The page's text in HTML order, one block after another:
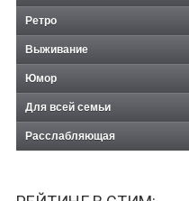
Ретро
Выживание
Юмор
Для всей семьи
Расслабляющая